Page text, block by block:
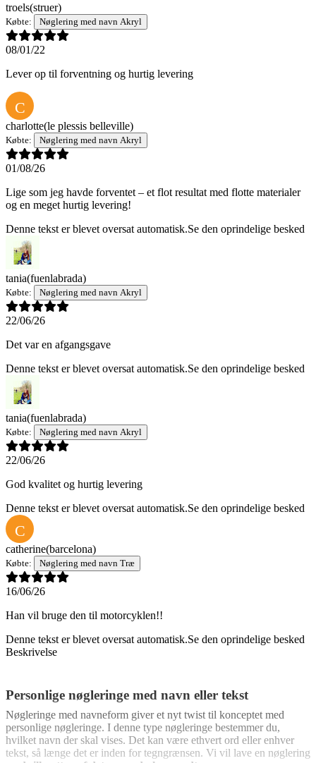
troels(struer)
Købte: Nøglering med navn Akryl
08/01/22
Lever op til forventning og hurtig levering
C
charlotte(le plessis belleville)
Købte: Nøglering med navn Akryl
01/08/26
Lige som jeg havde forventet – et flot resultat med flotte materialer
og en meget hurtig levering!
Denne tekst er blevet oversat automatisk.Se den oprindelige besked
tania(fuenlabrada)
Købte: Nøglering med navn Akryl
22/06/26
Det var en afgangsgave
Denne tekst er blevet oversat automatisk.Se den oprindelige besked
tania(fuenlabrada)
Købte: Nøglering med navn Akryl
22/06/26
God kvalitet og hurtig levering
Denne tekst er blevet oversat automatisk.Se den oprindelige besked
C
catherine(barcelona)
Købte: Nøglering med navn Træ
16/06/26
Han vil bruge den til motorcyklen!!
Denne tekst er blevet oversat automatisk.Se den oprindelige besked
Beskrivelse
Personlige nøgleringe med navn eller tekst
Nøgleringe med navneform giver et nyt twist til konceptet med
personlige nøgleringe. I denne type nøgleringe bestemmer du,
hvilket navn der skal vises. Det kan være ethvert ord eller enhver
tekst, så længe det er inden for tegngrænsen. Vi vil lave en nøglering